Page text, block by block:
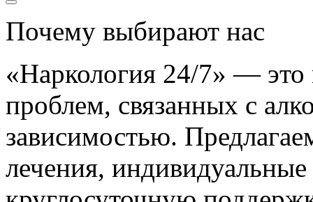
Почему выбирают нас
«Наркология 24/7» —
проблем, связанных с
зависимостью.
лечения,